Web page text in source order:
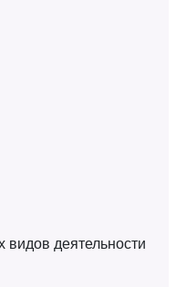
видов деятельности